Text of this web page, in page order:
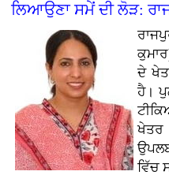
ਲਿਆਉਣਾ ਸਮੇਂ ਦੀ ਲੋੜ:
ਦੇ
ਹੈ।
ਵਿੱਚ